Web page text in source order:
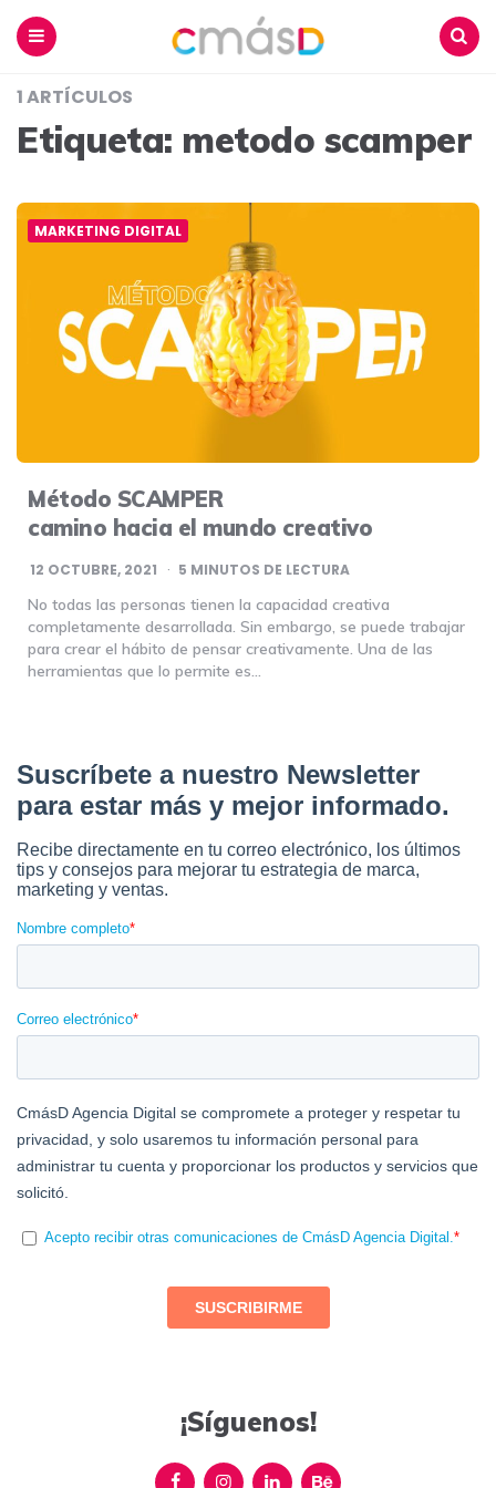
1 ARTÍCULOS
Etiqueta: metodo scamper
MARKETING DIGITAL
Método SCAMPER
camino hacia el mundo creativo
12 OCTUBRE, 2021 5 MINUTOS DE LECTURA
No todas las personas tienen la capacidad creativa
completamente desarrollada. Sin embargo, se puede trabajar
para crear el hábito de pensar creativamente. Una de las
herramientas que lo permite es…
¡Síguenos!